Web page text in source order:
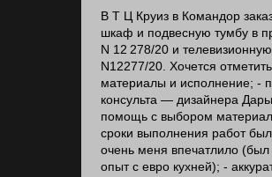
В Т Ц Круиз в Командор
шкаф и подвесную тумбу в
N 12 278/20 и телевизионную
N12277/20. Хочется
материалы и исполнение; -
консульта — дизайнера
помощь с выбором
сроки выполнения работ
очень меня впечатлило (был
опыт с евро кухней); -